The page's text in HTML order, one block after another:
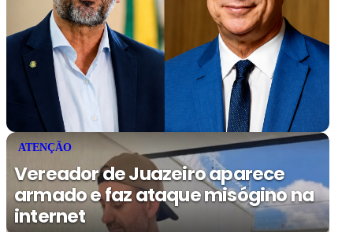
ATENÇÃO
Vereador de Juazeiro aparece
armado e faz ataque misógino na
internet